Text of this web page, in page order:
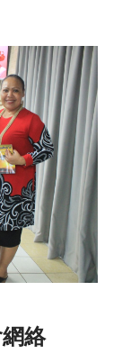
絡